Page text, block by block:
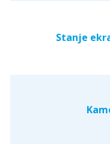
Stanje